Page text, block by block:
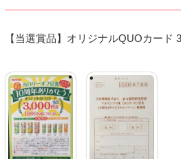
【当選賞品】オリジナルQUOカード